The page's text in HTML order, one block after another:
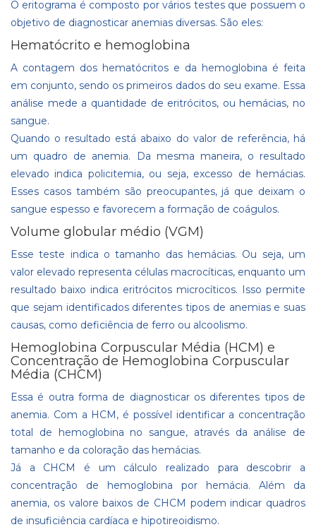
O eritograma é composto por vários testes que possuem o
objetivo de diagnosticar anemias diversas. São eles:
Hematócrito e hemoglobina
A contagem dos hematócritos e da hemoglobina é feita
em conjunto, sendo os primeiros dados do seu exame. Essa
análise mede a quantidade de eritrócitos, ou hemácias, no
sangue.
Quando o resultado está abaixo do valor de referência, há
um quadro de anemia. Da mesma maneira, o resultado
elevado indica policitemia, ou seja, excesso de hemácias.
Esses casos também são preocupantes, já que deixam o
sangue espesso e favorecem a formação de coágulos.
Volume globular médio (VGM)
Esse teste indica o tamanho das hemácias. Ou seja, um
valor elevado representa células macrocíticas, enquanto um
resultado baixo indica eritrócitos microcíticos. Isso permite
que sejam identificados diferentes tipos de anemias e suas
causas, como deficiência de ferro ou alcoolismo.
Hemoglobina Corpuscular Média (HCM) e
Concentração de Hemoglobina Corpuscular
Média (CHCM)
Essa é outra forma de diagnosticar os diferentes tipos de
anemia. Com a HCM, é possível identificar a concentração
total de hemoglobina no sangue, através da análise de
tamanho e da coloração das hemácias.
Já a CHCM é um cálculo realizado para descobrir a
concentração de hemoglobina por hemácia. Além da
anemia, os valore baixos de CHCM podem indicar quadros
de insuficiência cardíaca e hipotireoidismo.